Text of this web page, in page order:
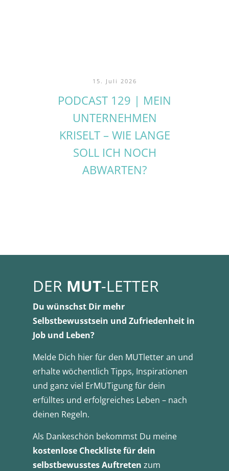
15. Juli 2026
PODCAST 129 | MEIN
UNTERNEHMEN
KRISELT – WIE LANGE
SOLL ICH NOCH
ABWARTEN?
DER MUT-LETTER
Du wünschst Dir mehr
Selbstbewusstsein und Zufriedenheit in
Job und Leben?
Melde Dich hier für den MUTletter an und
erhalte wöchentlich Tipps, Inspirationen
und ganz viel ErMUTigung für dein
erfülltes und erfolgreiches Leben – nach
deinen Regeln.
Als Dankeschön bekommst Du meine
kostenlose Checkliste für dein
selbstbewusstes Auftreten zum